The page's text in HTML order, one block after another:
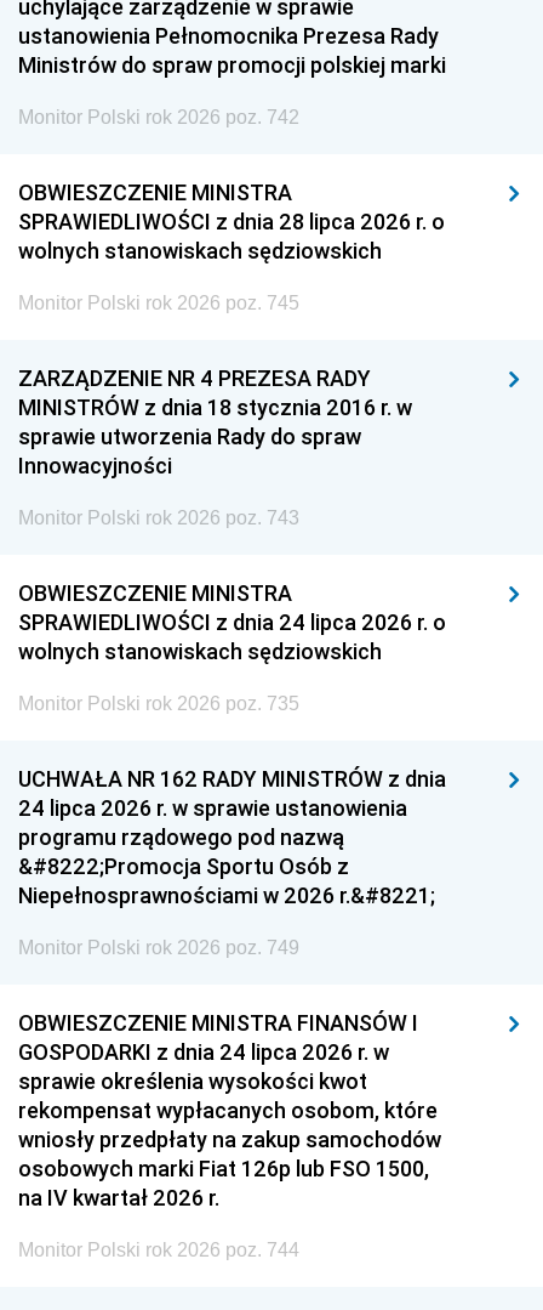
uchylające zarządzenie w sprawie
ustanowienia Pełnomocnika Prezesa Rady
Ministrów do spraw promocji polskiej marki
Monitor Polski rok 2026 poz. 742
OBWIESZCZENIE MINISTRA
SPRAWIEDLIWOŚCI z dnia 28 lipca 2026 r. o
wolnych stanowiskach sędziowskich
Monitor Polski rok 2026 poz. 745
ZARZĄDZENIE NR 4 PREZESA RADY
MINISTRÓW z dnia 18 stycznia 2016 r. w
sprawie utworzenia Rady do spraw
Innowacyjności
Monitor Polski rok 2026 poz. 743
OBWIESZCZENIE MINISTRA
SPRAWIEDLIWOŚCI z dnia 24 lipca 2026 r. o
wolnych stanowiskach sędziowskich
Monitor Polski rok 2026 poz. 735
UCHWAŁA NR 162 RADY MINISTRÓW z dnia
24 lipca 2026 r. w sprawie ustanowienia
programu rządowego pod nazwą
&#8222;Promocja Sportu Osób z
Niepełnosprawnościami w 2026 r.&#8221;
Monitor Polski rok 2026 poz. 749
OBWIESZCZENIE MINISTRA FINANSÓW I
GOSPODARKI z dnia 24 lipca 2026 r. w
sprawie określenia wysokości kwot
rekompensat wypłacanych osobom, które
wniosły przedpłaty na zakup samochodów
osobowych marki Fiat 126p lub FSO 1500,
na IV kwartał 2026 r.
Monitor Polski rok 2026 poz. 744